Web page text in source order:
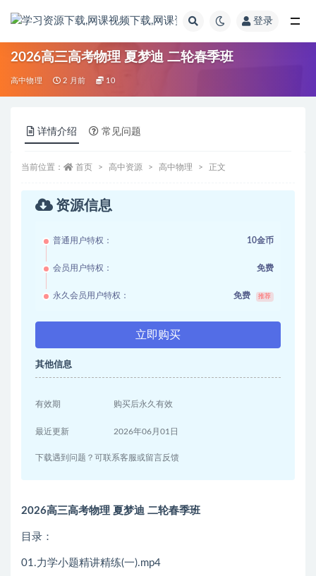
登录
2026高三高考物理 夏梦迪 二轮春季班
高中物理 2 月前 10
详情介绍 常见问题
当前位置： 首页 高中资源 高中物理 正文
资源信息
普通用户特权： 10金币
会员用户特权： 免费
永久会员用户特权： 免费 推荐
立即购买
其他信息
有效期 购买后永久有效
最近更新 2026年06月01日
下载遇到问题？可联系客服或留言反馈
2026高三高考物理 夏梦迪 二轮春季班
目录：
01.力学小题精讲精练(一).mp4